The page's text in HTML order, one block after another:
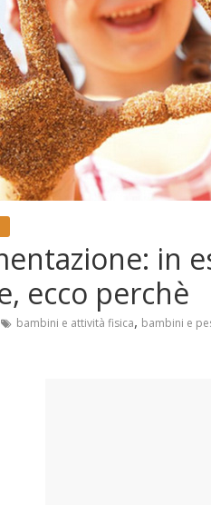
in
ecco perchè
bambini e attività fisica, bambini e